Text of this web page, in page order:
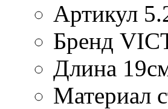
Артикул
Бренд
Длина
Материал